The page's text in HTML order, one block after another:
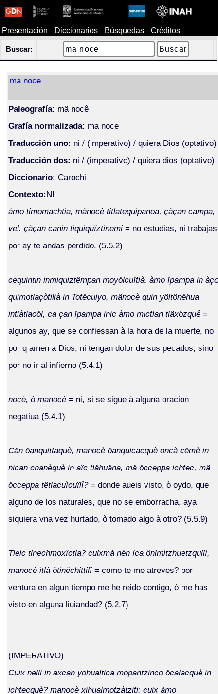
Presentación Diccionarios Búsquedas Créditos
Buscar:
ma noce
Paleografía: mä nocê
Grafía normalizada: ma noce
Traducción uno: ni / (imperativo) / quiera Dios (optativo)
Traducción dos: ni / (imperativo) / quiera dios (optativo)
Diccionario: Carochi
Contexto:NI
àmo timomachtia, mänocè titlatequipanoa, çäçan campa,
vel. çäçan canin tiquiquïztinemi = no estudias, ni
por ay te andas perdido. (5.5.2)
cequintin inmiquiztëmpan moyölcuïtià, àmo ïpampa in àço
quimotlaçòtilià in Totëcuiyo, mänocè quin yöltönëhua
intlàtlacöl, ca çan ïpampa inic àmo mictlan tläxözquê =
algunos ay, que se confiessan à la hora de la muerte, no
por q amen a Dios, ni tengan dolor de sus pecados, sino
por no ir al infierno (5.4.1)
nocè, ò manocè = ni, si se sigue à alguna oracion
negatiua (5.4.1)
Cän öanquittaquè, manocè öanquicacquè oncà cëmè in
nican chanèquè in aïc tlähuäna, mä öcceppa ichtec, mä
öcceppa tëtlacuìcuïlî? = donde aueis visto, ò oydo, que
alguno de los naturales, que no se emborracha, aya
siquiera vna vez hurtado, ò tomado algo à otro? (5.5.9)
Tleic tinechmoxïctia? cuixmà nën íca önimitzhuetzquilì,
manocè itlà ötinëchittilî = como te me atreves? por
ventura en algun tiempo me he reido contigo, ò me has
visto en alguna liuiandad? (5.2.7)
(IMPERATIVO)
Cuix nelli in axcan yohualtica mopantzinco öcalacquè in
ichtecquè? manocè xihualmotzàtziti: cuix àmo